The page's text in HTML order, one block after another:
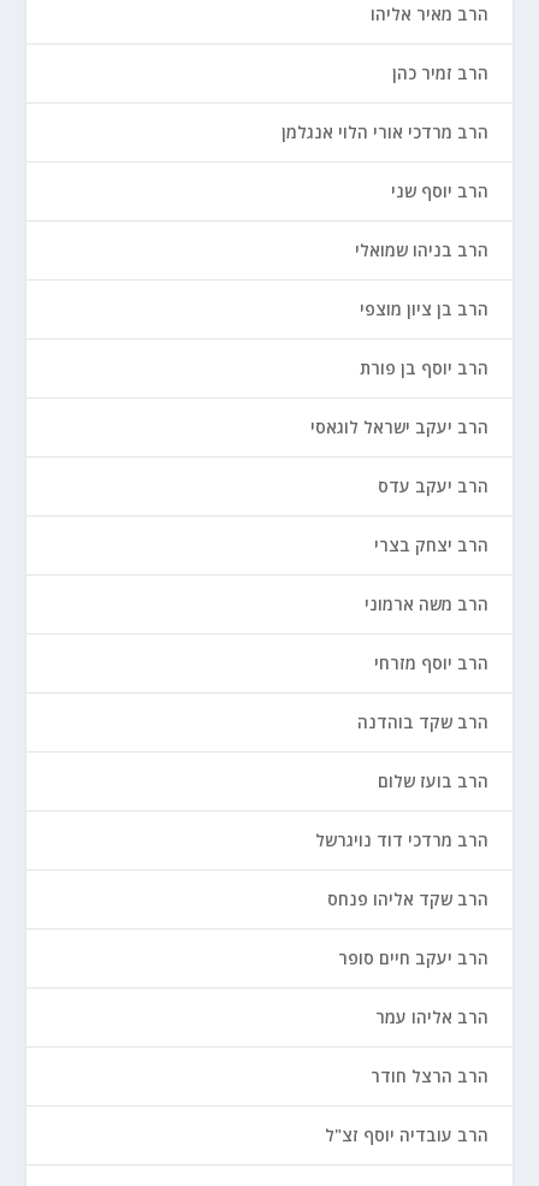
הרב מאיר אליהו
הרב זמיר כהן
הרב מרדכי אורי הלוי אנגלמן
הרב יוסף שני
הרב בניהו שמואלי
הרב בן ציון מוצפי
הרב יוסף בן פורת
הרב יעקב ישראל לוגאסי
הרב יעקב עדס
הרב יצחק בצרי
הרב משה ארמוני
הרב יוסף מזרחי
הרב שקד בוהדנה
הרב בועז שלום
הרב מרדכי דוד נויגרשל
הרב שקד אליהו פנחס
הרב יעקב חיים סופר
הרב אליהו עמר
הרב הרצל חודר
הרב עובדיה יוסף זצ"ל